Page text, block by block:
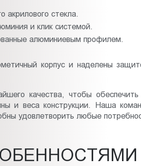
акрилового стекла.
и клик системой.
алюминиевым профилем.
корпус и наделены
качества, чтобы
и веса конструкции. Наша
удовлетворить любые